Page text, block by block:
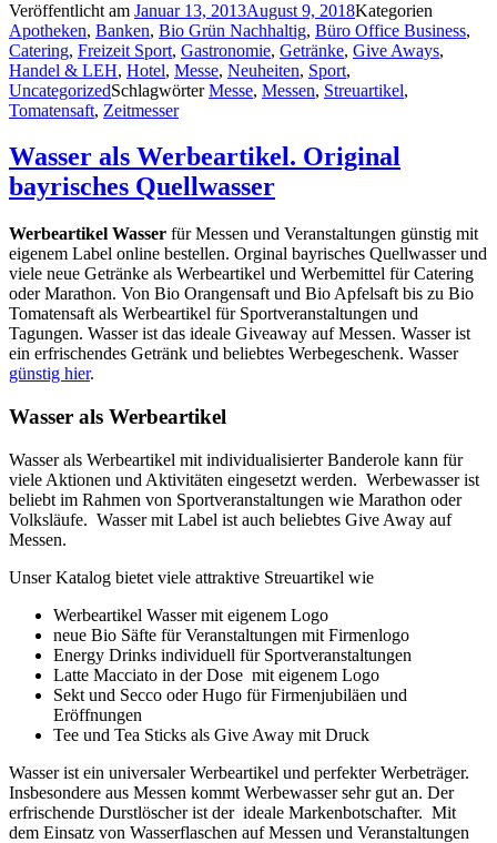
Veröffentlicht am Januar 13, 2013August 9, 2018Kategorien
Apotheken, Banken, Bio Grün Nachhaltig, Büro Office Business,
Catering, Freizeit Sport, Gastronomie, Getränke, Give Aways,
Handel & LEH, Hotel, Messe, Neuheiten, Sport,
UncategorizedSchlagwörterMesse, Messen, Streuartikel,
Tomatensaft, Zeitmesser
Wasser als Werbeartikel. Original
bayrisches Quellwasser
Werbeartikel Wasser für Messen und Veranstaltungen günstig mit
eigenem Label online bestellen. Orginal bayrisches Quellwasser und
viele neue Getränke als Werbeartikel und Werbemittel für Catering
oder Marathon. Von Bio Orangensaft und Bio Apfelsaft bis zu Bio
Tomatensaft als Werbeartikel für Sportveranstaltungen und
Tagungen. Wasser ist das ideale Giveaway auf Messen. Wasser ist
ein erfrischendes Getränk und beliebtes Werbegeschenk. Wasser
günstig hier.
Wasser als Werbeartikel
Wasser als Werbeartikel mit individualisierter Banderole kann für
viele Aktionen und Aktivitäten eingesetzt werden. Werbewasser ist
beliebt im Rahmen von Sportveranstaltungen wie Marathon oder
Volksläufe. Wasser mit Label ist auch beliebtes Give Away auf
Messen.
Unser Katalog bietet viele attraktive Streuartikel wie
Werbeartikel Wasser mit eigenem Logo
neue Bio Säfte für Veranstaltungen mit Firmenlogo
Energy Drinks individuell für Sportveranstaltungen
Latte Macciato in der Dose mit eigenem Logo
Sekt und Secco oder Hugo für Firmenjubiläen und
Eröffnungen
Tee und Tea Sticks als Give Away mit Druck
Wasser ist ein universaler Werbeartikel und perfekter Werbeträger.
Insbesondere aus Messen kommt Werbewasser sehr gut an. Der
erfrischende Durstlöscher ist der ideale Markenbotschafter. Mit
dem Einsatz von Wasserflaschen auf Messen und Veranstaltungen